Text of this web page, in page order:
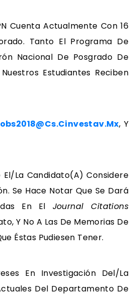
Cuenta Actualmente Con 16
Tanto El Programa De
Nacional De Posgrado De
Estudiantes Reciben
, Y
El/la Candidato(a) Considere
Se Hace Notar Que Se Dará
En El Journal Citations
Y No A Las De Memorias De
Éstas Pudiesen Tener.
En Investigación Del/la
Del Departamento De